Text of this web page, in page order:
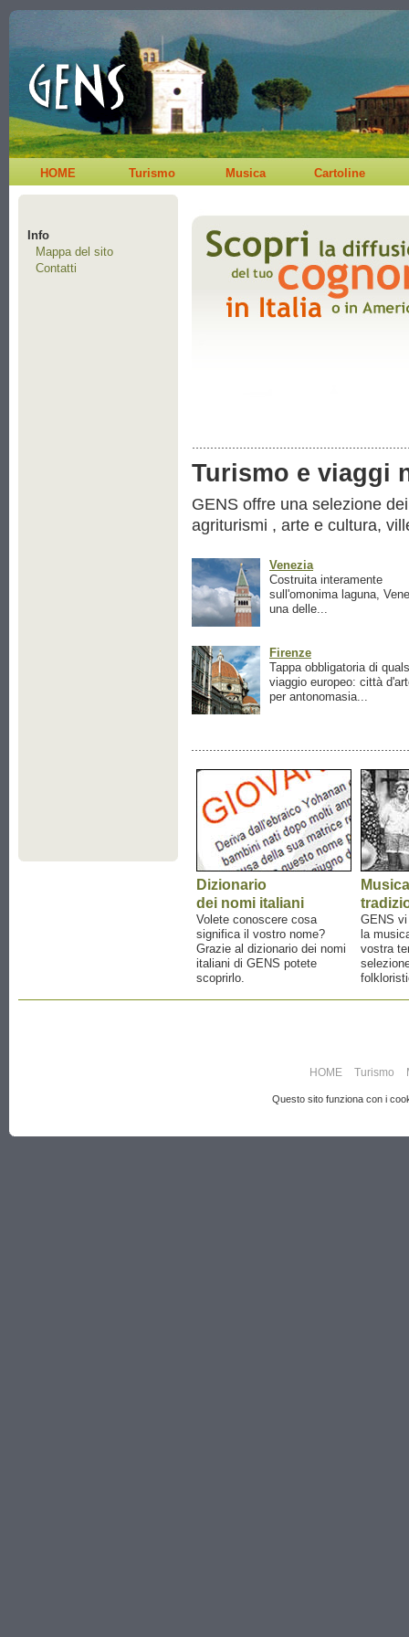
HOME Turismo Musica Cartoline
Info
Mappa del sito
Contatti
Turismo e viaggi
GENS offre una selezione
agriturismi , arte e cultura,
Venezia
Costruita interamente
sull'omonima laguna,
una delle...
Firenze
Tappa obbligatoria di
viaggio europeo: città
per antonomasia...
Dizionario
dei nomi italiani
Volete conoscere cosa
significa il vostro nome?
Grazie al dizionario dei nomi
italiani di GENS potete
scoprirlo.
Musica
GENS
la
vostra
HOME Turismo
Questo sito funziona con i